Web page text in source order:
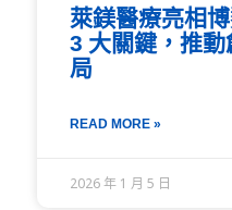
萊鎂醫療亮相
3 大關鍵，推
局
READ MORE »
2026 年 1 月 5 日